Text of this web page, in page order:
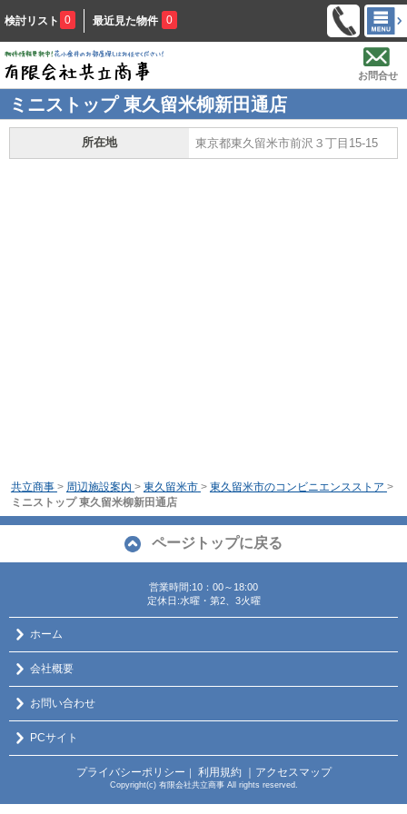
検討リスト 0 最近見た物件 0
お問合せ
ミニストップ 東久留米柳新田通店
所在地 東京都東久留米市前沢３丁目15-15
共立商事 > 周辺施設案内 > 東久留米市 > 東久留米市のコンビニエンスストア >
ミニストップ 東久留米柳新田通店
ページトップに戻る
営業時間:10：00～18:00
定休日:水曜・第2、3火曜
ホーム
会社概要
お問い合わせ
PCサイト
プライバシーポリシー ｜ 利用規約 ｜アクセスマップ
Copyright(c) 有限会社共立商事 All rights reserved.